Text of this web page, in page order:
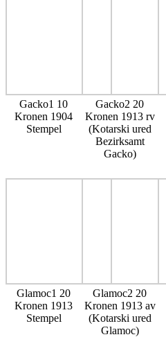
Gacko1 10
Kronen 1904
Stempel
Gacko2 20
Kronen 1913 rv
(Kotarski ured
Bezirksamt
Gacko)
Glamoc1 20
Kronen 1913
Stempel
Glamoc2 20
Kronen 1913 av
(Kotarski ured
Glamoc)